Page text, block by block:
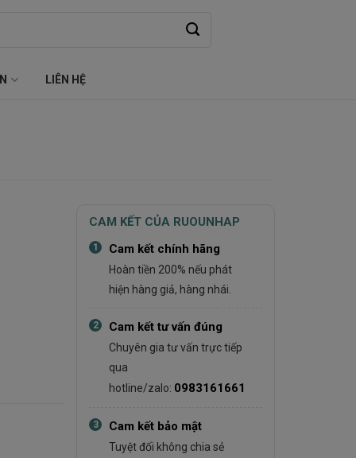
LIÊN HỆ
CAM KẾT CỦA RUOUNHAP
1 Cam kết chính hãng
Hoàn tiền 200% nếu phát
hiện hàng giả, hàng nhái.
2 Cam kết tư vấn đúng
Chuyên gia tư vấn trực tiếp
qua
hotline/zalo: 0983161661
3 Cam kết bảo mật
Tuyệt đối không chia sẻ